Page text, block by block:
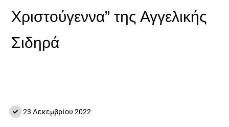
Χριστούγεννα” της Αγγελικής
Σιδηρά
23 Δεκεμβρίου 2022